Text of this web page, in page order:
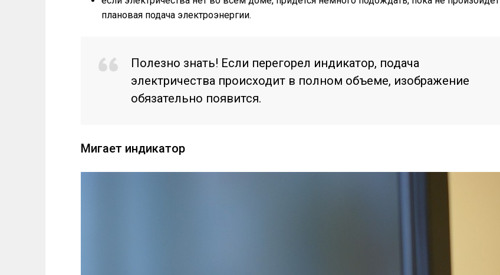
плановая подача электроэнергии.
Полезно знать! Если перегорел индикатор, подача
электричества происходит в полном объеме, изображение
обязательно появится.
Мигает индикатор